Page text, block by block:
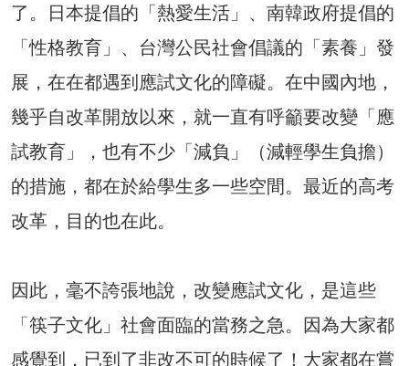
了。日本提倡的「熱愛生活」、南韓政府提倡的
「性格教育」、台灣公民社會倡議的「素養」發
展，在在都遇到應試文化的障礙。在中國內地，
幾乎自改革開放以來，就一直有呼籲要改變「應
試教育」，也有不少「減負」（減輕學生負擔）
的措施，都在於給學生多一些空間。最近的高考
改革，目的也在此。
因此，毫不誇張地說，改變應試文化，是這些
「筷子文化」社會面臨的當務之急。因為大家都
感覺到，已到了非改不可的時候了！大家都在嘗